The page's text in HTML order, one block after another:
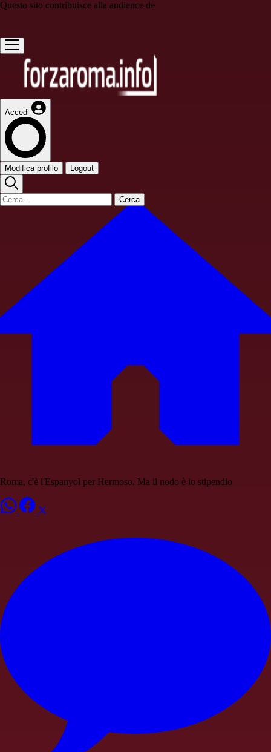
Questo sito contribuisce alla audience de
Accedi
Modifica profilo Logout
Cerca
Roma, c'è l'Espanyol per Hermoso. Ma il nodo è lo stipendio